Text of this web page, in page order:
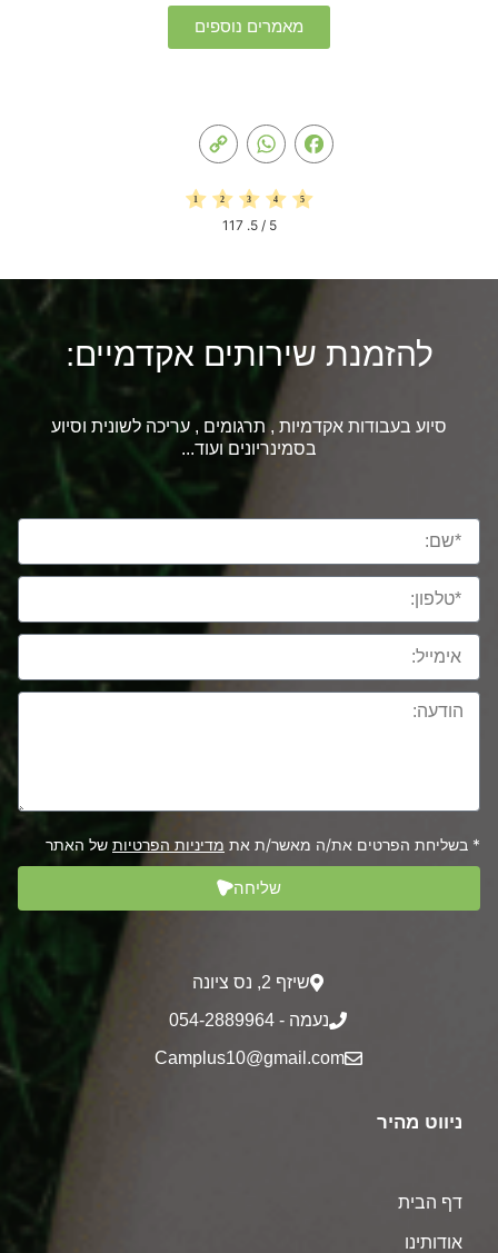
מאמרים נוספים
Facebook
WhatsApp
5
/ 5.
117
להזמנת שירותים אקדמיים:
סיוע בעבודות אקדמיות , תרגומים , עריכה לשונית וסיוע
בסמינריונים ועוד...
* בשליחת הפרטים את/ה מאשר/ת את מדיניות הפרטיות של האתר
שליחה
שיזף 2‎, נס ציונה
נעמה - 054-2889964
Camplus10@gmail.com
ניווט מהיר
דף הבית
אודותינו